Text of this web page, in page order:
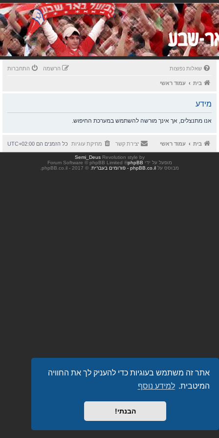
אתר זה משתמש בעוגיות כדי להעניק לך את החוויה
המיטבית. למידע נוסף
הבנתי!
שאלות נפוצות התחברות הרשמה
בית עמוד ראשי
מידע
אנו מתנצלים, אך אינך מורשה להשתמש במערכת החיפוש.
בית עמוד ראשי כל הזמנים הם UTC+02:00 מחיקת עוגיות יצירת קשר
Revolution style by
Semi_Deus
מופעל על ידי phpBB
® Forum Software © phpBB Limited
מבוסס על phpBB.co.il - פורומים בעברית . © 2017 - phpBB.co.il.